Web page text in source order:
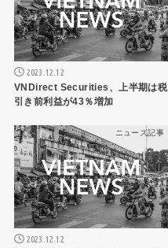
2023.12.12
VNDirect Securities、上半期は税
引き前利益が43％増加
ニュース記事
2023.12.12